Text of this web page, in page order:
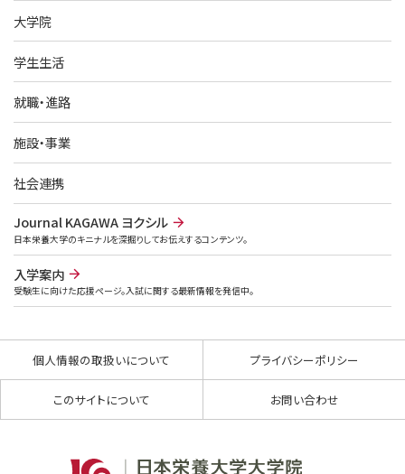
大学院
学生生活
就職・進路
施設・事業
社会連携
Journal KAGAWA ヨクシル
日本栄養大学のキニナルを深掘りしてお伝えするコンテンツ。
入学案内
受験生に向けた応援ページ。入試に関する最新情報を発信中。
個人情報の取扱いについて プライバシーポリシー
このサイトについて お問い合わせ